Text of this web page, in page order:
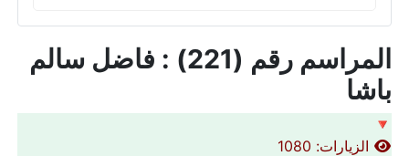
المراسم رقم (221) : فاضل سالم
باشا
🔻
الزيارات: 1080